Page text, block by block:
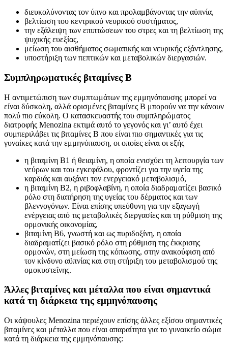
διευκολύνοντας τον ύπνο και προλαμβάνοντας την αϋπνία,
βελτίωση του κεντρικού νευρικού συστήματος,
την εξάλειψη των επιπτώσεων του στρες και τη βελτίωση της
ψυχικής ευεξίας,
μείωση του αισθήματος σωματικής και νευρικής εξάντλησης,
υποστήριξη των πεπτικών και μεταβολικών διεργασιών.
Συμπληρωματικές βιταμίνες Β
Η αντιμετώπιση των συμπτωμάτων της εμμηνόπαυσης μπορεί να
είναι δύσκολη, αλλά ορισμένες βιταμίνες Β μπορούν να την κάνουν
πολύ πιο εύκολη. Ο κατασκευαστής του συμπληρώματος
διατροφής Menozina εκτιμά αυτό το γεγονός και γι’ αυτό έχει
συμπεριλάβει τις βιταμίνες Β που είναι πιο σημαντικές για τις
γυναίκες κατά την εμμηνόπαυση, οι οποίες είναι οι εξής
η βιταμίνη Β1 ή θειαμίνη, η οποία ενισχύει τη λειτουργία των
νεύρων και του εγκεφάλου, φροντίζει για την υγεία της
καρδιάς και αυξάνει τον ενεργειακό μεταβολισμό,
η βιταμίνη Β2, η ριβοφλαβίνη, η οποία διαδραματίζει βασικό
ρόλο στη διατήρηση της υγείας του δέρματος και των
βλεννογόνων. Είναι επίσης υπεύθυνη για την εξαγωγή
ενέργειας από τις μεταβολικές διεργασίες και τη ρύθμιση της
ορμονικής οικονομίας,
βιταμίνη Β6, γνωστή και ως πυριδοξίνη, η οποία
διαδραματίζει βασικό ρόλο στη ρύθμιση της έκκρισης
ορμονών, στη μείωση της κόπωσης, στην ανακούφιση από
τον κίνδυνο αϋπνίας και στη στήριξη του μεταβολισμού της
ομοκυστεΐνης.
Άλλες βιταμίνες και μέταλλα που είναι σημαντικά
κατά τη διάρκεια της εμμηνόπαυσης
Οι κάψουλες Menozina περιέχουν επίσης άλλες εξίσου σημαντικές
βιταμίνες και μέταλλα που είναι απαραίτητα για το γυναικείο σώμα
κατά τη διάρκεια της εμμηνόπαυσης: